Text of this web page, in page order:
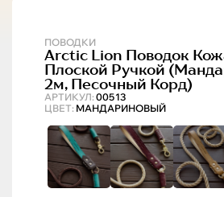
ПОВОДКИ
АРТИКУЛ: 00513
Arctic Lion Поводок
Плоской Ручкой
2м, Песочный Корд)
ЦВЕТ: МАНДАРИНОВЫЙ